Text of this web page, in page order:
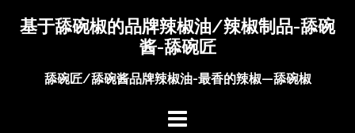
基于舔碗椒的品牌辣椒油/辣椒制品-舔碗
酱-舔碗匠
舔碗匠/舔碗酱品牌辣椒油-最香的辣椒—舔碗椒